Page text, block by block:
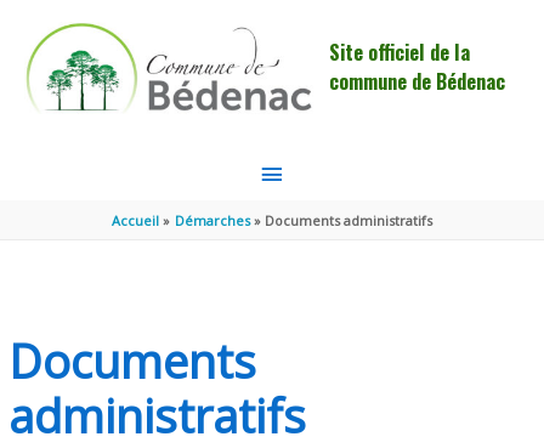
Site officiel de la
commune de Bédenac
MENU
PRINCIPAL
Accueil Démarches Documents administratifs
Documents
administratifs